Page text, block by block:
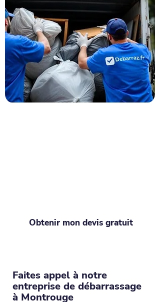
Obtenir mon devis gratuit
Faites appel à notre
entreprise de débarrassage
à Montrouge